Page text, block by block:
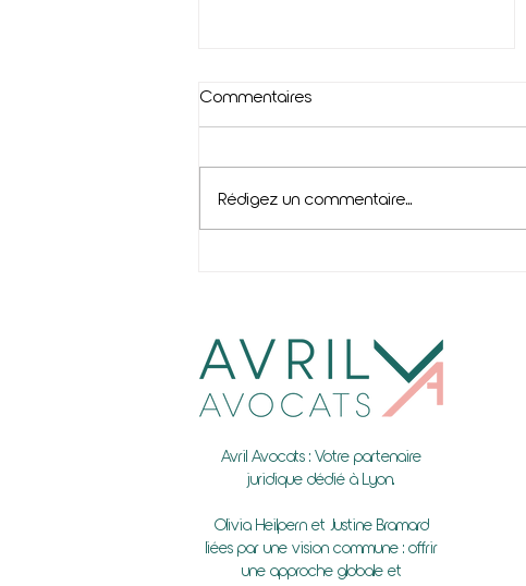
Commentaires
Rédigez un commentaire...
Avril Avocats : Votre partenaire
juridique dédié à Lyon.
Olivia Heilpern et Justine Bramard
liées par une vision commune : offrir
une approche globale et